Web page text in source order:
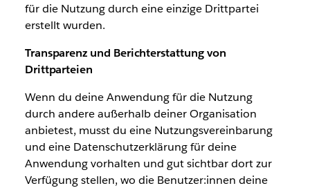
für die Nutzung durch eine einzige Drittpartei
erstellt wurden.
Transparenz und Berichterstattung von
Drittparteien
Wenn du deine Anwendung für die Nutzung
durch andere außerhalb deiner Organisation
anbietest, musst du eine Nutzungsvereinbarung
und eine Datenschutzerklärung für deine
Anwendung vorhalten und gut sichtbar dort zur
Verfügung stellen, wo die Benutzer:innen deine